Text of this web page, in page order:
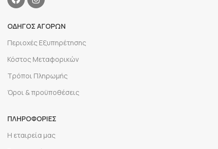
ΟΔΗΓΟΣ ΑΓΟΡΩΝ
Περιοχές Εξυπηρέτησης
Κόστος Μεταφορικών
Τρόποι Πληρωμής
Όροι & προϋποθέσεις
ΠΛΗΡΟΦΟΡΙΕΣ
Η εταιρεία μας